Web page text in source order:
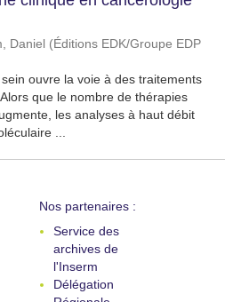
Daniel (Éditions EDK/Groupe EDP
ouvre la voie à des traitements
que le nombre de thérapies
les analyses à haut débit
...
Nos partenaires :
Service des
archives de
l'Inserm
Délégation